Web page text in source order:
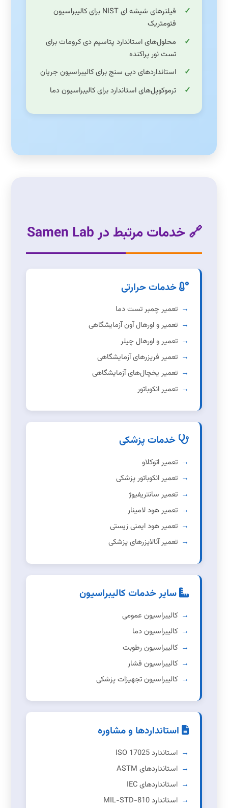
فیلترهای شیشه ای NIST برای کالیبراسیون
فتومتریک
محلول‌های استاندارد پتاسیم دی کرومات برای
تست نور پراکنده
استانداردهای دبی سنج برای کالیبراسیون جریان
ترموکوپل‌های استاندارد برای کالیبراسیون دما
🔗 خدمات مرتبط در Samen Lab
خدمات حرارتی
تعمیر چمبر تست دما
تعمیر و اورهال آون آزمایشگاهی
تعمیر و اورهال چیلر
تعمیر فریزرهای آزمایشگاهی
تعمیر یخچال‌های آزمایشگاهی
تعمیر انکوباتور
خدمات پزشکی
تعمیر اتوکلاو
تعمیر انکوباتور پزشکی
تعمیر سانتریفیوژ
تعمیر هود لامینار
تعمیر هود ایمنی زیستی
تعمیر آنالایزرهای پزشکی
سایر خدمات کالیبراسیون
کالیبراسیون عمومی
کالیبراسیون دما
کالیبراسیون رطوبت
کالیبراسیون فشار
کالیبراسیون تجهیزات پزشکی
استانداردها و مشاوره
استاندارد ISO 17025
استانداردهای ASTM
استانداردهای IEC
استاندارد MIL-STD-810